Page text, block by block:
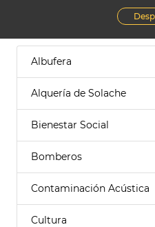
Albufera
Alquería de Solache
Bienestar Social
Bomberos
Contaminación Acústica
Cultura